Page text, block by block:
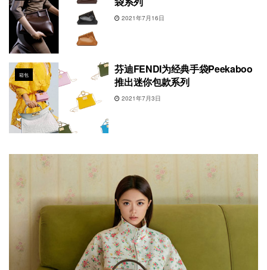
2021年7月16日
箱包
芬迪FENDI为经典手袋Peekaboo
推出迷你包款系列
2021年7月3日